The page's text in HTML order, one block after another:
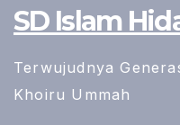
SD Islam
Terwujudnya
Khoiru Ummah